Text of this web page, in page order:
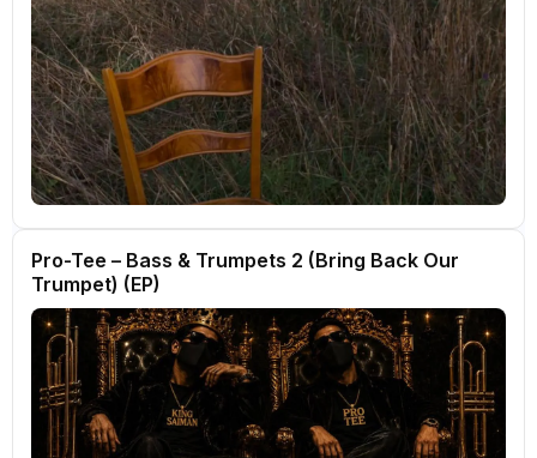
Pro-Tee – Bass & Trumpets 2 (Bring Back Our
Trumpet) (EP)